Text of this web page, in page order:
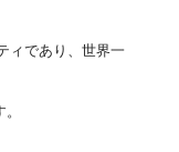
ィであり、世界一